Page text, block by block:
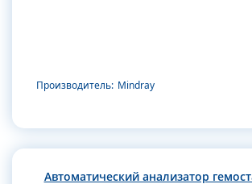
Производитель: Mindray
Автоматический анализатор